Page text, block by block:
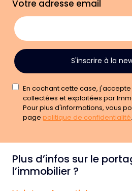
Votre adresse email
S'inscrire à la
En cochant cette case,
collectées et exploitées par
Pour plus d'informations, vous
page politique de confidentialité.
Plus d’infos sur le
l’immobilier ?